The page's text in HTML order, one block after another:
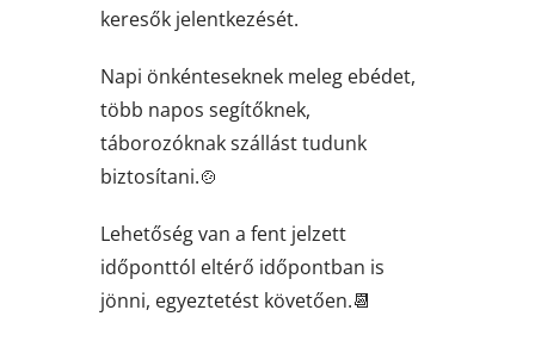
keresők jelentkezését.
Napi önkénteseknek meleg ebédet,
több napos segítőknek,
táborozóknak szállást tudunk
biztosítani.🍲
Lehetőség van a fent jelzett
időponttól eltérő időpontban is
jönni, egyeztetést követően.📆